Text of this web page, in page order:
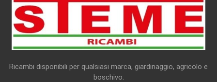
Ricambi disponibili per qualsiasi marca, giardinaggio, agricolo e
boschivo.